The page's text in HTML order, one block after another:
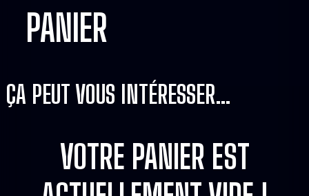
PANIER
ÇA PEUT VOUS INTÉRESSER…
VOTRE PANIER EST